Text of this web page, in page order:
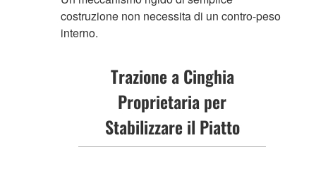
costruzione non necessita di un contro-peso
interno.
Trazione a Cinghia
Proprietaria per
Stabilizzare il Piatto